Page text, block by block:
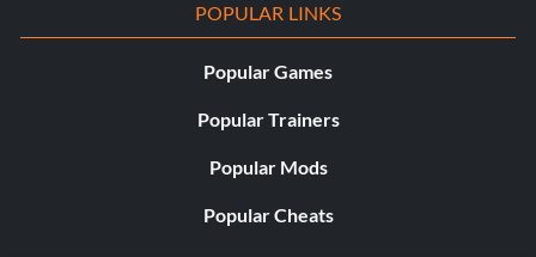
POPULAR LINKS
Popular Games
Popular Trainers
Popular Mods
Popular Cheats